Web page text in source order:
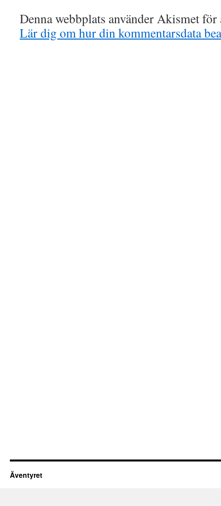
Denna webbplats använder Akismet
Lär dig om hur din kommentarsdata
Äventyret